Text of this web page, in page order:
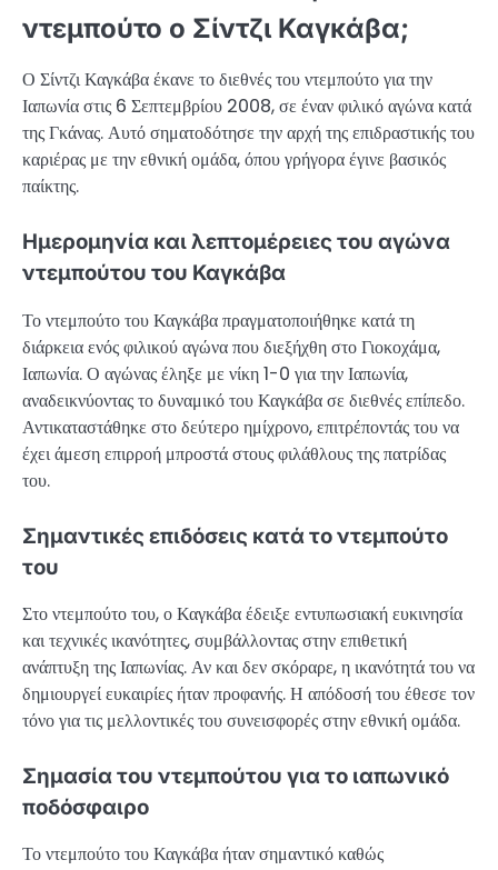
ντεμπούτο ο Σίντζι Καγκάβα;
Ο Σίντζι Καγκάβα έκανε το διεθνές του ντεμπούτο για την
Ιαπωνία στις 6 Σεπτεμβρίου 2008, σε έναν φιλικό αγώνα κατά
της Γκάνας. Αυτό σηματοδότησε την αρχή της επιδραστικής του
καριέρας με την εθνική ομάδα, όπου γρήγορα έγινε βασικός
παίκτης.
Ημερομηνία και λεπτομέρειες του αγώνα
ντεμπούτου του Καγκάβα
Το ντεμπούτο του Καγκάβα πραγματοποιήθηκε κατά τη
διάρκεια ενός φιλικού αγώνα που διεξήχθη στο Γιοκοχάμα,
Ιαπωνία. Ο αγώνας έληξε με νίκη 1-0 για την Ιαπωνία,
αναδεικνύοντας το δυναμικό του Καγκάβα σε διεθνές επίπεδο.
Αντικαταστάθηκε στο δεύτερο ημίχρονο, επιτρέποντάς του να
έχει άμεση επιρροή μπροστά στους φιλάθλους της πατρίδας
του.
Σημαντικές επιδόσεις κατά το ντεμπούτο
του
Στο ντεμπούτο του, ο Καγκάβα έδειξε εντυπωσιακή ευκινησία
και τεχνικές ικανότητες, συμβάλλοντας στην επιθετική
ανάπτυξη της Ιαπωνίας. Αν και δεν σκόραρε, η ικανότητά του να
δημιουργεί ευκαιρίες ήταν προφανής. Η απόδοσή του έθεσε τον
τόνο για τις μελλοντικές του συνεισφορές στην εθνική ομάδα.
Σημασία του ντεμπούτου για το ιαπωνικό
ποδόσφαιρο
Το ντεμπούτο του Καγκάβα ήταν σημαντικό καθώς